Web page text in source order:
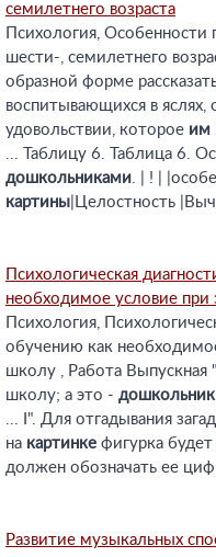
семилетнего возраста
Психология, Особенности
шести-, семилетнего
образной форме
воспитывающихся в яслях,
удовольствии, которое им
... Таблицу 6. Таблица 6.
дошкольниками. | ! |
картины |Целостность
Психологическая
необходимое условие при
Психология,
обучению как
школу , Работа Выпускная
школу; а это -
... I". Для отгадывания
на картинке фигурка
должен обозначать ее
Развитие музыкальных